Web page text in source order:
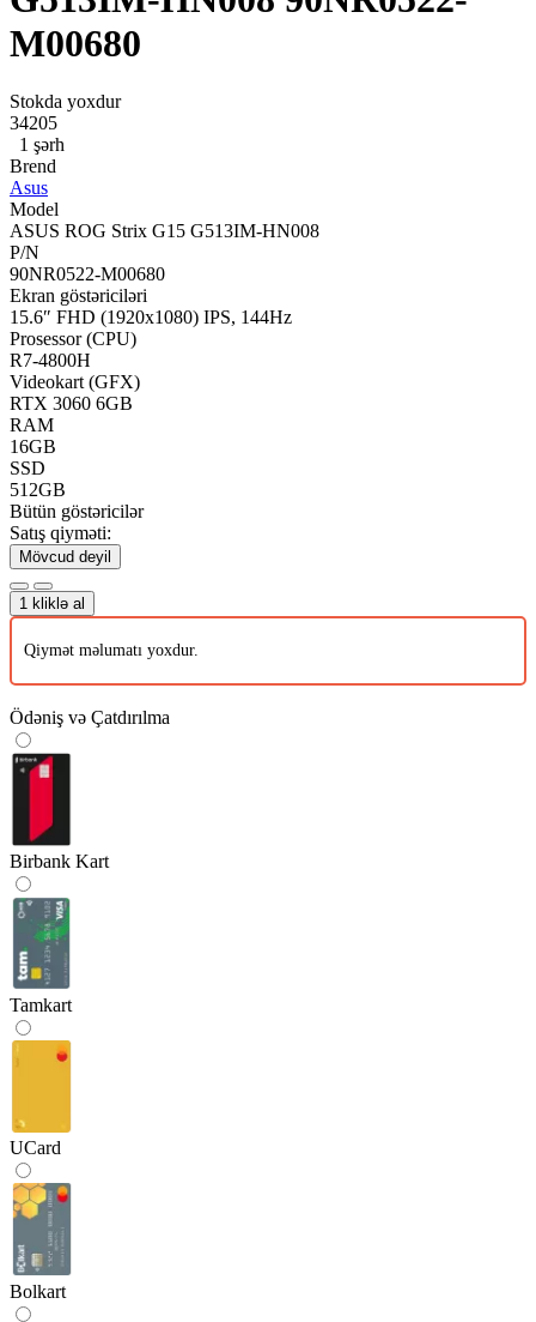
M00680
Stokda yoxdur
34205
1 şərh
Brend
Asus
Model
ASUS ROG Strix G15 G513IM-HN008
P/N
90NR0522-M00680
Ekran göstəriciləri
15.6″ FHD (1920x1080) IPS, 144Hz
Prosessor (CPU)
R7-4800H
Videokart (GFX)
RTX 3060 6GB
RAM
16GB
SSD
512GB
Bütün göstəricilər
Satış qiyməti:
Mövcud deyil
1 kliklə al
Qiymət məlumatı yoxdur.
Ödəniş və Çatdırılma
Birbank Kart
Tamkart
UCard
Bolkart